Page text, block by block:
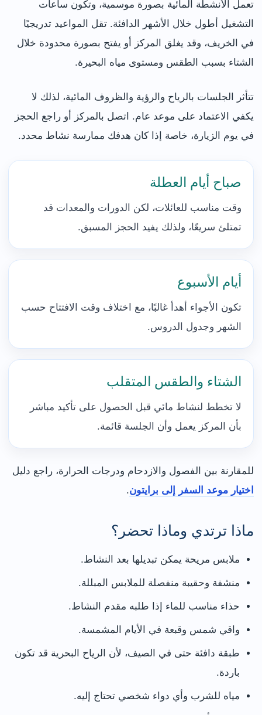
تعمل الأنشطة المائية بصورة موسمية، وتكون ساعات
التشغيل أطول خلال الأشهر الدافئة. تقل المواعيد تدريجيًا
في الخريف، وقد يغلق المركز أو يفتح بصورة محدودة خلال
الشتاء بسبب الطقس ومستوى مياه البحيرة.
تتأثر الجلسات بالرياح والرؤية والظروف المائية، لذلك لا
يكفي الاعتماد على موعد عام. اتصل بالمركز أو راجع الحجز
في يوم الزيارة، خاصة إذا كان هدفك ممارسة نشاط محدد.
صباح أيام العطلة
وقت مناسب للعائلات، لكن الدورات والمعدات قد
تمتلئ سريعًا، ولذلك يفيد الحجز المسبق.
أيام الأسبوع
تكون الأجواء أهدأ غالبًا، مع اختلاف وقت الافتتاح حسب
الشهر وجدول الدروس.
الشتاء والطقس المتقلب
لا تخطط لنشاط مائي قبل الحصول على تأكيد مباشر
بأن المركز يعمل وأن الجلسة قائمة.
للمقارنة بين الفصول والازدحام ودرجات الحرارة، راجع دليل
اختيار موعد السفر إلى برايتون.
ماذا ترتدي وماذا تحضر؟
ملابس مريحة يمكن تبديلها بعد النشاط.
منشفة وحقيبة منفصلة للملابس المبللة.
حذاء مناسب للماء إذا طلبه مقدم النشاط.
واقي شمس وقبعة في الأيام المشمسة.
طبقة دافئة حتى في الصيف، لأن الرياح البحرية قد تكون
باردة.
مياه للشرب وأي دواء شخصي تحتاج إليه.